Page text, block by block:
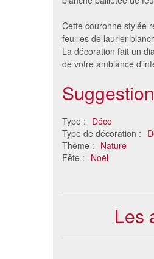
Cette couronne stylée
feuilles de laurier
La décoration fait un
de votre ambiance
Type : Déco
Type de décoration :
Thème : Nature
Fête : Noël
Mini barrière de
décorative en
6.98 €
Les